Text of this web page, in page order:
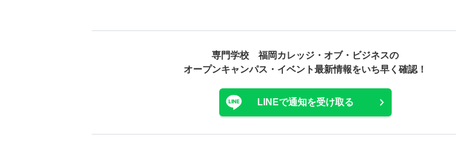
専門学校 福岡カレッジ・オブ・ビジネスの
オープンキャンパス・ イベント最新情報をいち早く確認！
LINEで通知を受け取る